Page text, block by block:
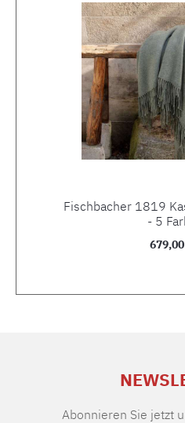
Fischbacher 1819
- 5
Abonnieren Sie jetzt